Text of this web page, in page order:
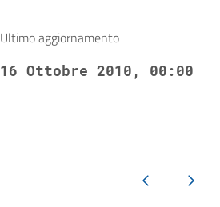
Ultimo aggiornamento
16 Ottobre 2010, 00:00
Pagina precedentePagina successiva